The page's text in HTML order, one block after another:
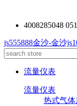
4008285048
js555888金沙-金沙
流量仪表
流量仪表
热式气